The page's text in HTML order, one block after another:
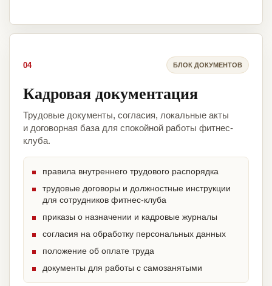
04 БЛОК ДОКУМЕНТОВ
Кадровая документация
Трудовые документы, согласия, локальные акты
и договорная база для спокойной работы фитнес-
клуба.
правила внутреннего трудового распорядка
трудовые договоры и должностные инструкции
для сотрудников фитнес-клуба
приказы о назначении и кадровые журналы
согласия на обработку персональных данных
положение об оплате труда
документы для работы с самозанятыми